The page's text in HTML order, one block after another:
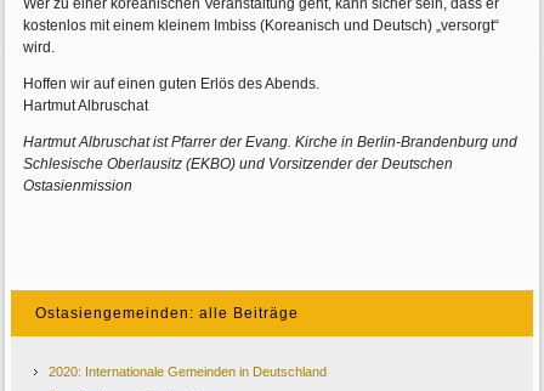
Wer zu einer koreanischen Veranstaltung geht, kann sicher sein, dass er
kostenlos mit einem kleinem Imbiss (Koreanisch und Deutsch) „versorgt“
wird.
Hoffen wir auf einen guten Erlös des Abends.
Hartmut Albruschat
Hartmut Albruschat ist Pfarrer der Evang. Kirche in Berlin-Brandenburg und
Schlesische Oberlausitz (EKBO) und Vorsitzender der Deutschen
Ostasienmission
Ostasiengemeinden: alle Beiträge
2020: Internationale Gemeinden in Deutschland